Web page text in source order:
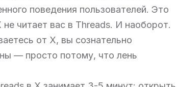
поведения пользователей. Это
читает вас в Threads. И наоборот.
от X, вы сознательно
— просто потому, что лень